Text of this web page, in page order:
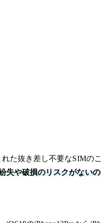
た抜き差し不要なSIMの
失や破損のリスクがない